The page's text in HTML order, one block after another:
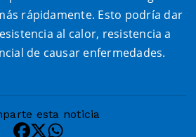
rápidamente. Esto podría dar
al calor, resistencia a
de causar enfermedades.
esta noticia